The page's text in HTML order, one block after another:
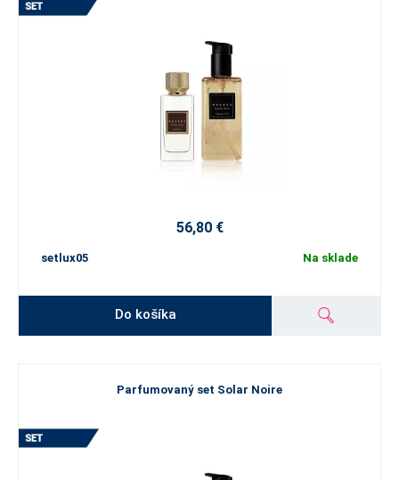
56,80 €
setlux05 Na sklade
Do košíka
Parfumovaný set Solar Noire